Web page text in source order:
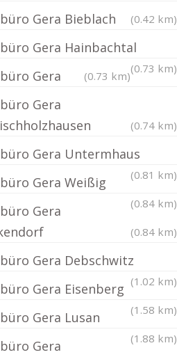
Gera Bieblach (0.42 km)
Gera Hainbachtal
(0.73 km)
Gera (0.73 km)
Gera
(0.74 km)
Gera Untermhaus
(0.81 km)
Gera Weißig
(0.84 km)
Gera
(0.84 km)
Gera Debschwitz
(1.02 km)
Gera Eisenberg
(1.58 km)
Gera Lusan
(1.88 km)
Gera